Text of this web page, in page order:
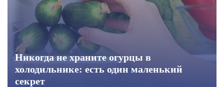
Никогда не храните огурцы в
холодильнике: есть один маленький
секрет